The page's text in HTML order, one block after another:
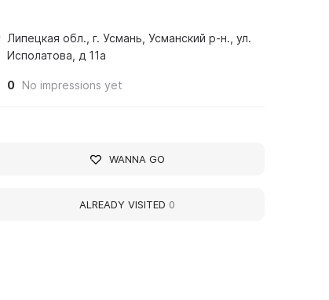
Липецкая обл., г. Усмань, Усманский р-н., ул.
Исполатова, д 11а
0 No impressions yet
WANNA GO
ALREADY VISITED 0